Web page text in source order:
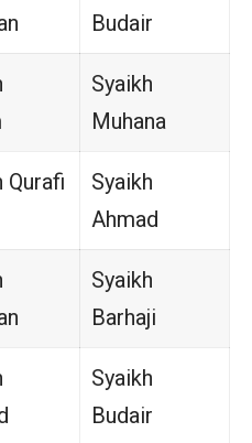
Budair
Syaikh
Muhana
Qurafi
Syaikh
Ahmad
Syaikh
Barhaji
Syaikh
Budair